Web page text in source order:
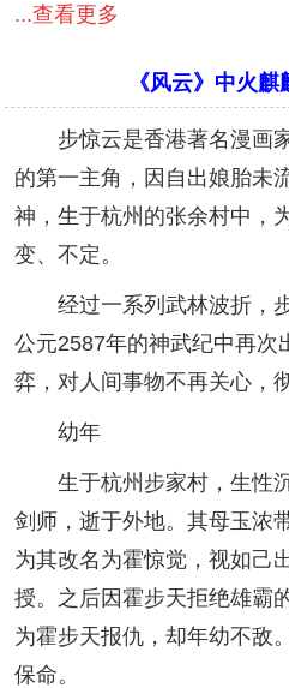
...查看更多
《风云》中火
步惊云是香港著名漫画家
的第一主角，因自出娘胎未
神，生于杭州的张余村中，
变、不定。
经过一系列武林波折，
公元2587年的神武纪中再次
弈，对人间事物不再关心，
幼年
生于杭州步家村，生性
剑师，逝于外地。其母玉浓
为其改名为霍惊觉，视如己
授。之后因霍步天拒绝雄霸
为霍步天报仇，却年幼不敌
保命。